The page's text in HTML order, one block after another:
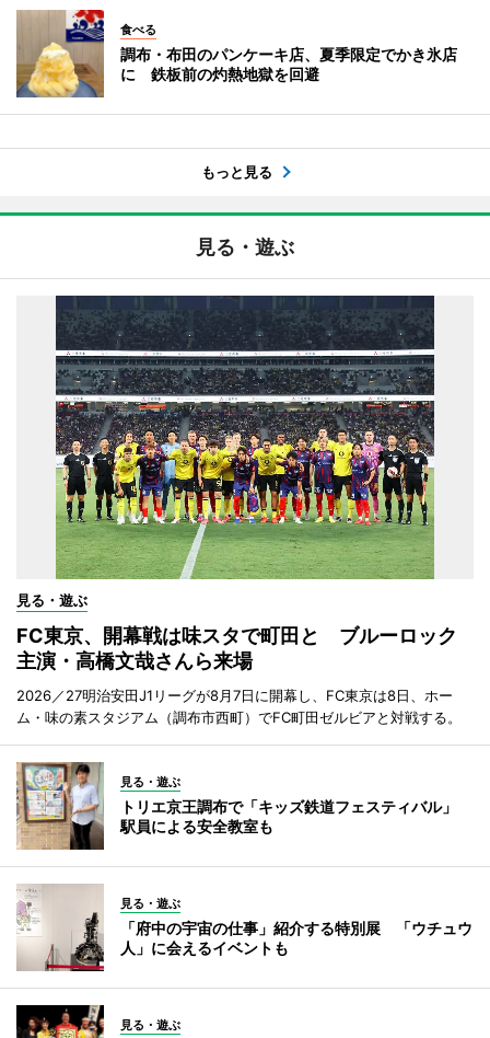
食べる
調布・布田のパンケーキ店、夏季限定でかき氷店
に 鉄板前の灼熱地獄を回避
もっと見る
見る・遊ぶ
見る・遊ぶ
FC東京、開幕戦は味スタで町田と ブルーロック
主演・高橋文哉さんら来場
2026／27明治安田J1リーグが8月7日に開幕し、FC東京は8日、ホー
ム・味の素スタジアム（調布市西町）でFC町田ゼルビアと対戦する。
見る・遊ぶ
トリエ京王調布で「キッズ鉄道フェスティバル」
駅員による安全教室も
見る・遊ぶ
「府中の宇宙の仕事」紹介する特別展 「ウチュウ
人」に会えるイベントも
見る・遊ぶ